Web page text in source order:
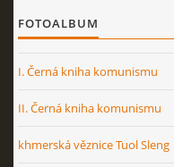
FOTOALBUM
I. Černá kniha komunismu
II. Černá kniha komunismu
khmerská věznice Tuol Sleng